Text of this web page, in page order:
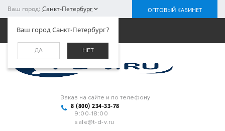
Ваш город: Санкт-Петербург
Ваш город Санкт-Петербург?
ДА НЕТ
ОПТОВЫЙ КАБИНЕТ
Заказ на сайте и по телефону
8 (800) 234-33-78
9:00-18:00
sale@t-d-v.ru
Меню